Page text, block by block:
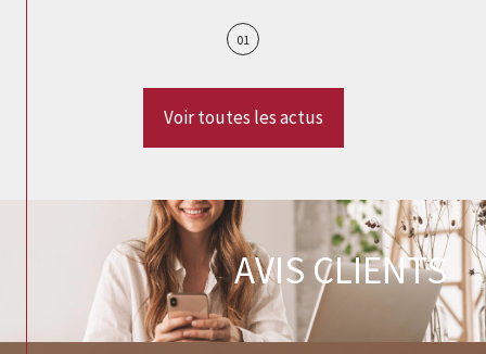
01
Voir toutes les actus
AVIS CLIENTS